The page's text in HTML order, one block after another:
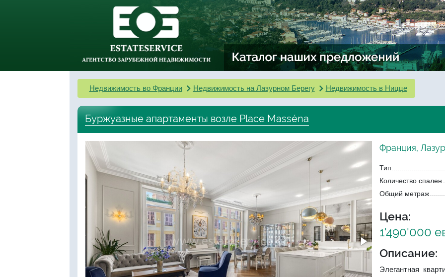
Недвижимость во Франции Недвижимость на Лазурном Берегу Недвижимость в Ницце
Буржуазные апартаменты возле Place Masséna
Франция,
Тип
Количество спален
Общий метраж
Цена:
1'490'000
Описание:
Элегантная